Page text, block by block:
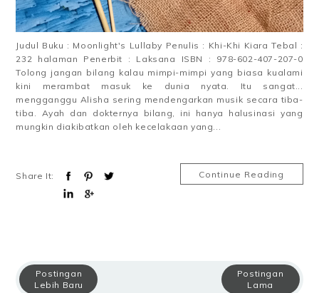
Judul Buku : Moonlight's Lullaby Penulis : Khi-Khi Kiara Tebal :
232 halaman Penerbit : Laksana ISBN : 978-602-407-207-0
Tolong jangan bilang kalau mimpi-mimpi yang biasa kualami
kini merambat masuk ke dunia nyata. Itu sangat...
mengganggu Alisha sering mendengarkan musik secara tiba-
tiba. Ayah dan dokternya bilang, ini hanya halusinasi yang
mungkin diakibatkan oleh kecelakaan yang...
Share It: Continue Reading
Postingan
Lebih Baru
Postingan
Lama